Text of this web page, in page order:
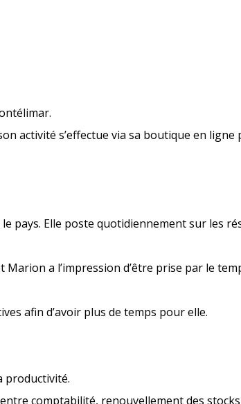
activité s’effectue via sa boutique en
pays. Elle poste quotidiennement sur les
a l’impression d’être prise par le
afin d’avoir plus de temps pour elle.
productivité.
comptabilité, renouvellement des stocks